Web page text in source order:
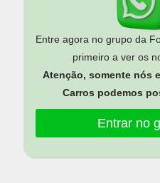
Entre agora no grupo da
primeiro a ver os
Atenção, somente nós
Carros podemos
Entrar no